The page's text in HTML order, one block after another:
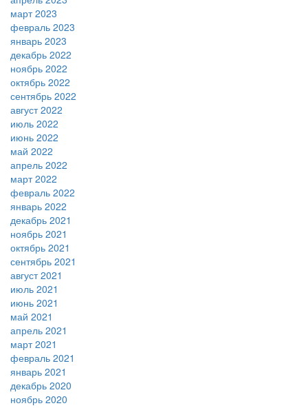
март 2023
февраль 2023
январь 2023
декабрь 2022
ноябрь 2022
октябрь 2022
сентябрь 2022
август 2022
июль 2022
июнь 2022
май 2022
апрель 2022
март 2022
февраль 2022
январь 2022
декабрь 2021
ноябрь 2021
октябрь 2021
сентябрь 2021
август 2021
июль 2021
июнь 2021
май 2021
апрель 2021
март 2021
февраль 2021
январь 2021
декабрь 2020
ноябрь 2020